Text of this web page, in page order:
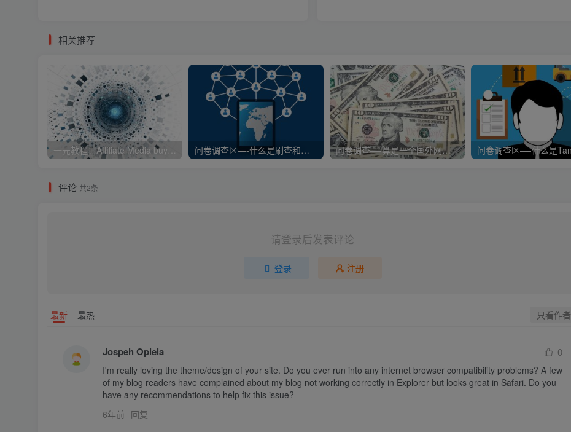
相关推荐
问卷调查区—-什么是刷查和口子查？ 问卷调查—-算是一个国外网赚可以赚钱的靠谱项目！
评论 共2条
请登录后发表评论
登录 注册
最新 最热 只看作者
Jospeh Opiela 0
I'm really loving the theme/design of your site. Do you ever run into any internet browser compatibility problems? A few
of my blog readers have complained about my blog not working correctly in Explorer but looks great in Safari. Do you
have any recommendations to help fix this issue?
6年前 回复